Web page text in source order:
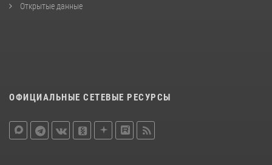
Открытые данные
ОФИЦИАЛЬНЫЕ СЕТЕВЫЕ РЕСУРСЫ